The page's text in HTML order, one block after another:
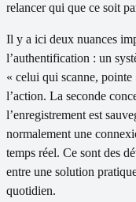
relancer qui que ce soit
Il y a ici deux nuances
l’authentification : un
« celui qui scanne,
l’action. La seconde
l’enregistrement est
normalement une
temps réel. Ce sont des
entre une solution
quotidien.